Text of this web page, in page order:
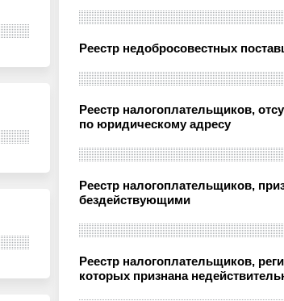
Реестр недобросовестных
Реестр налогоплательщиков,
по юридическому адресу
Реестр налогоплательщиков,
бездействующими
Реестр налогоплательщиков,
которых признана